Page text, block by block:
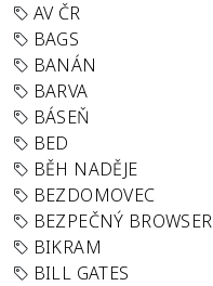
AV ČR
BAGS
BANÁN
BARVA
BÁSEŇ
BED
BĚH NADĚJE
BEZDOMOVEC
BEZPEČNÝ BROWSER
BIKRAM
BILL GATES